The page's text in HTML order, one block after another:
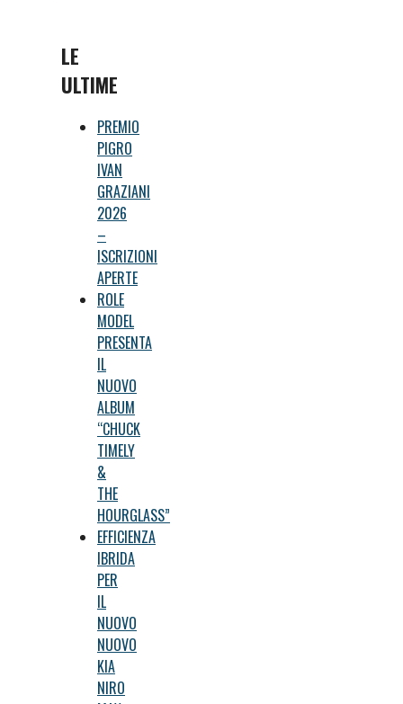
LE
ULTIME
PREMIO
PIGRO
IVAN
GRAZIANI
2026
–
ISCRIZIONI
APERTE
ROLE
MODEL
PRESENTA
IL
NUOVO
ALBUM
“CHUCK
TIMELY
&
THE
HOURGLASS”
EFFICIENZA
IBRIDA
PER
IL
NUOVO
NUOVO
KIA
NIRO